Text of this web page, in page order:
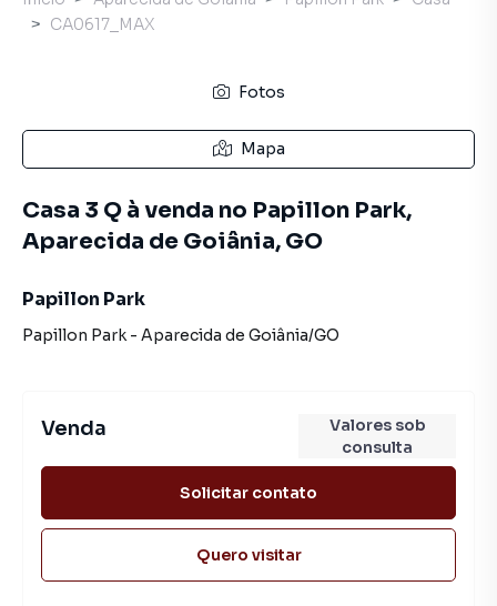
CA0617_MAX
Fotos
Mapa
Casa 3 Q à venda no Papillon Park,
Aparecida de Goiânia, GO
Papillon Park
Papillon Park- Aparecida de Goiânia/GO
Venda
Valores sob
consulta
Solicitar contato
Quero visitar